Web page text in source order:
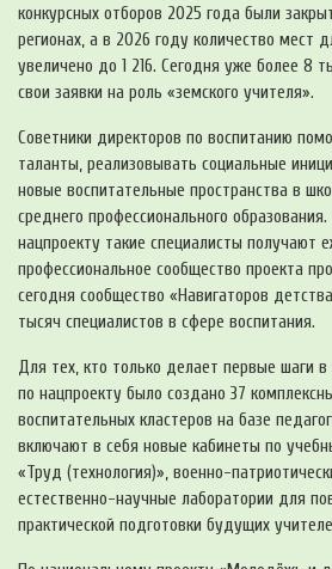
конкурсных отборов 2025 года были
регионах, а в 2026 году количество мест
увеличено до 1 216. Сегодня уже более 8
свои заявки на роль «земского учителя».
Советники директоров по воспитанию
таланты, реализовывать социальные
новые воспитательные пространства в
среднего профессионального
нацпроекту такие специалисты получают
профессиональное сообщество проекта
сегодня сообщество «Навигаторов
тысяч специалистов в сфере воспитания.
Для тех, кто только делает первые шаги в
по нацпроекту было создано 37
воспитательных кластеров на базе
включают в себя новые кабинеты по
«Труд (технология)», военно-
естественно-научные лаборатории для
практической подготовки будущих